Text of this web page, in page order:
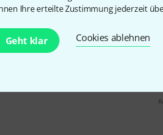
Ihre erteilte Zustimmung jederzeit
Geht klar Cookies ablehnen
kompatibel
rutschfeste